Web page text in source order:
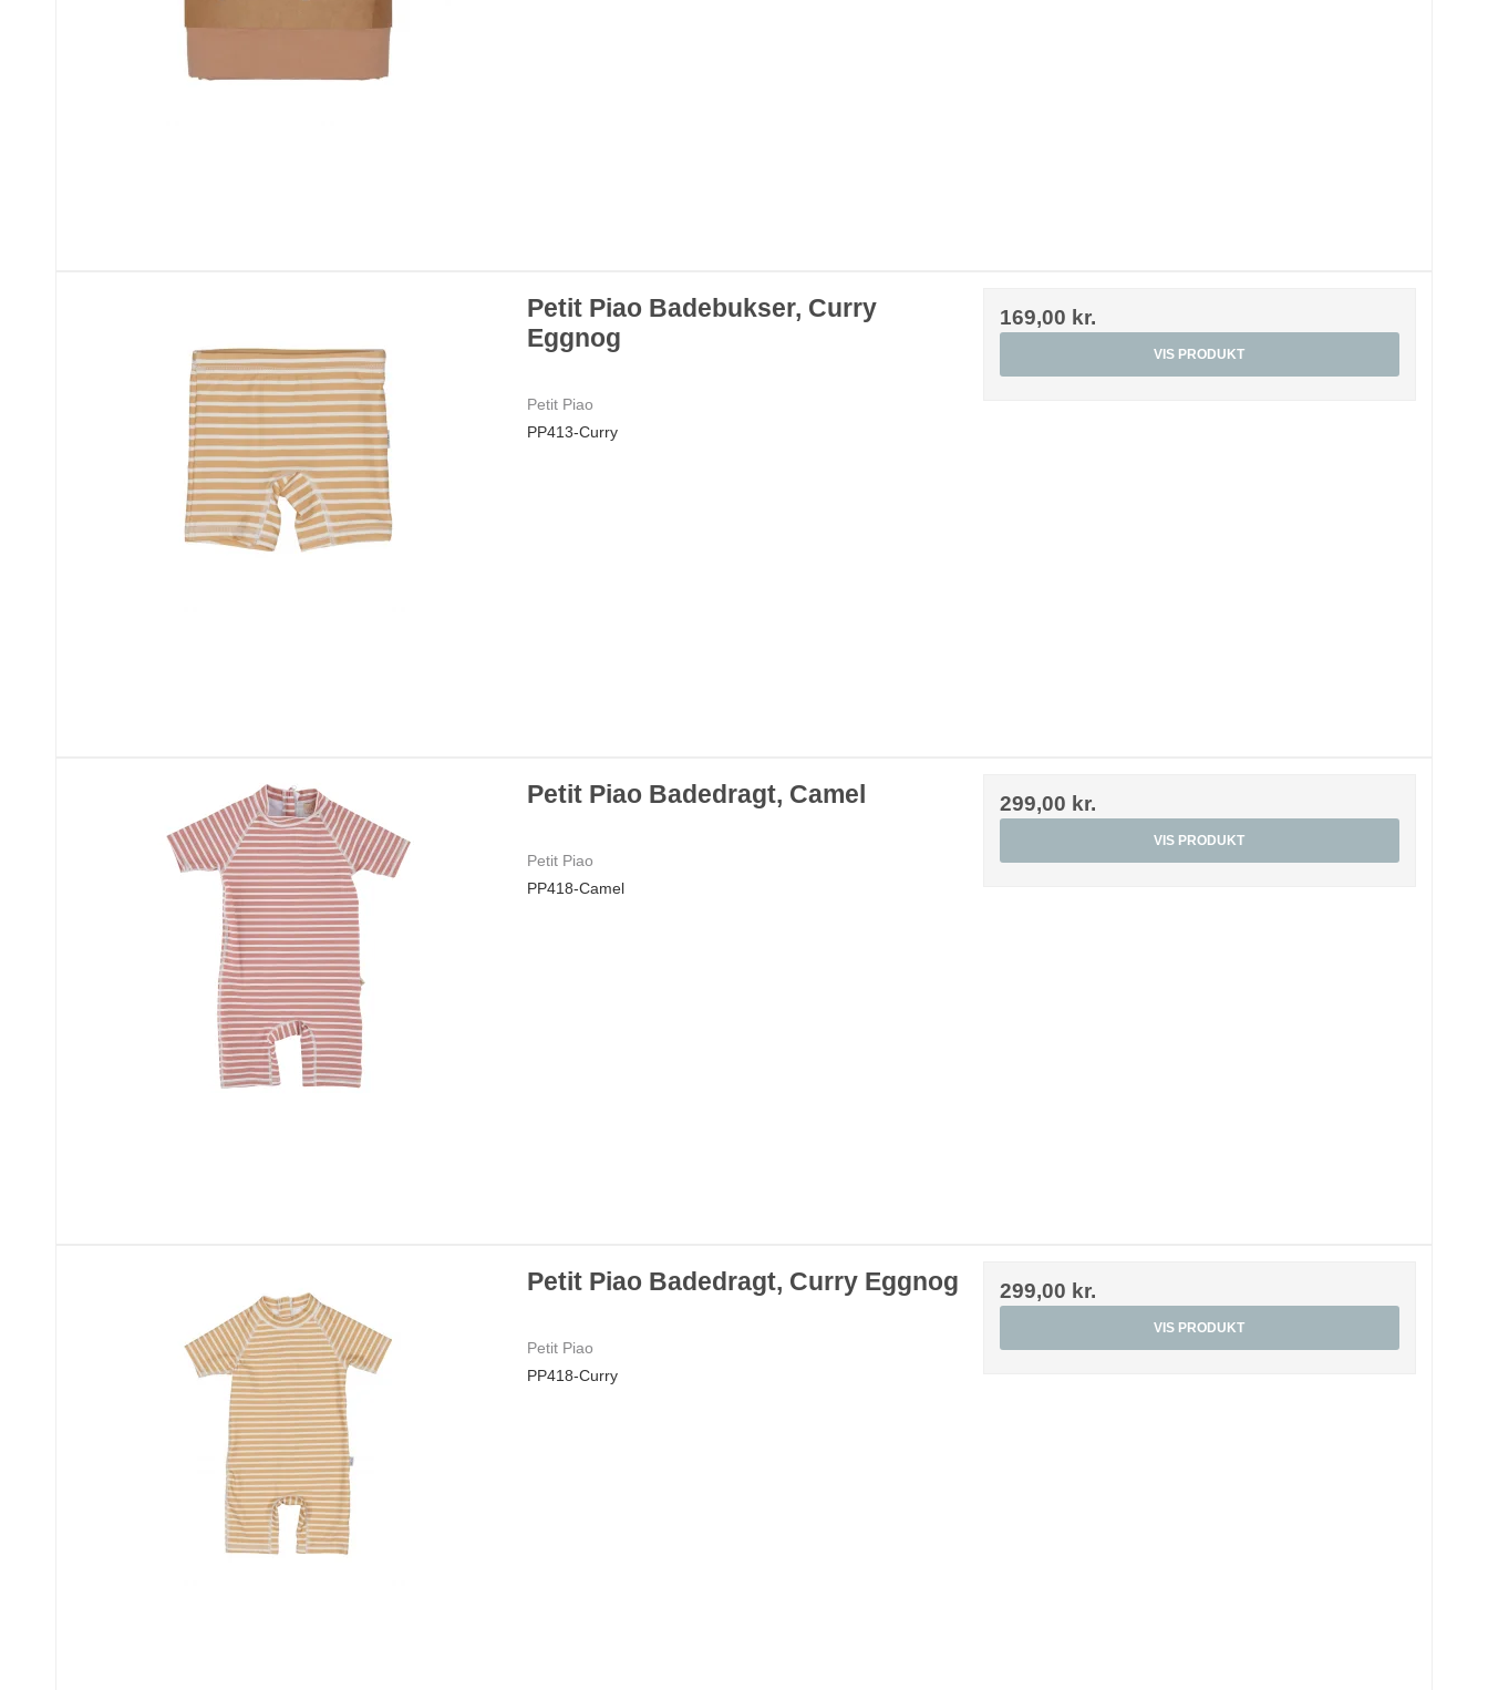
Petit Piao Badebukser, Curry
Eggnog
Petit Piao
PP413-Curry
169,00 kr.
VIS PRODUKT
Petit Piao Badedragt, Camel
Petit Piao
PP418-Camel
299,00 kr.
VIS PRODUKT
Petit Piao Badedragt, Curry Eggnog
Petit Piao
PP418-Curry
299,00 kr.
VIS PRODUKT